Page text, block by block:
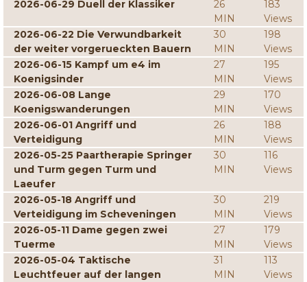
2026-06-29 Duell der Klassiker
26
MIN
183
Views
2026-06-22 Die Verwundbarkeit
der weiter vorgerueckten Bauern
30
MIN
198
Views
2026-06-15 Kampf um e4 im
Koenigsinder
27
MIN
195
Views
2026-06-08 Lange
Koenigswanderungen
29
MIN
170
Views
2026-06-01 Angriff und
Verteidigung
26
MIN
188
Views
2026-05-25 Paartherapie Springer
und Turm gegen Turm und
Laeufer
30
MIN
116
Views
2026-05-18 Angriff und
Verteidigung im Scheveningen
30
MIN
219
Views
2026-05-11 Dame gegen zwei
Tuerme
27
MIN
179
Views
2026-05-04 Taktische
Leuchtfeuer auf der langen
31
MIN
113
Views